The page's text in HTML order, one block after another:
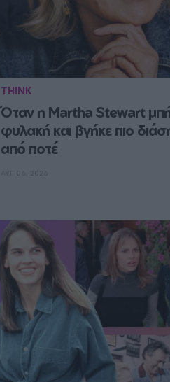
THINK
Όταν η Martha Stewart
φυλακή και βγήκε πιο
από ποτέ